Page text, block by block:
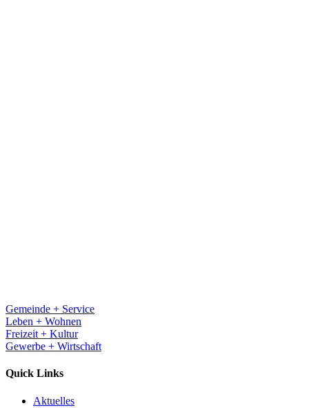
Gemeinde + Service
Leben + Wohnen
Freizeit + Kultur
Gewerbe + Wirtschaft
Quick Links
Aktuelles